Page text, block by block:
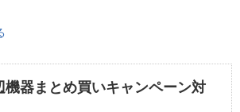
機器まとめ買いキャンペーン対